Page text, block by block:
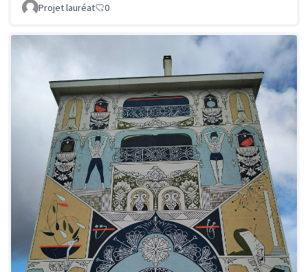
Projet lauréat 0